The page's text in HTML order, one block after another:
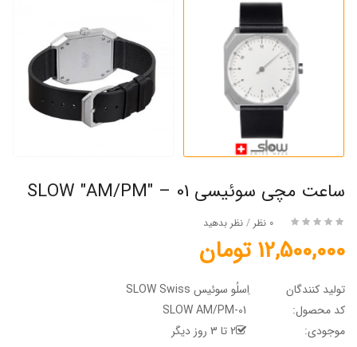
ساعت مچی سوئیسی SLOW "AM/PM" – 01
0 نظر / نظر بدهید
12,500,000 تومان
تولید کنندگان
اِسلُو سوئیس SLOW Swiss
کد محصول:
موجودی:
2 تا 3 روز دیگر